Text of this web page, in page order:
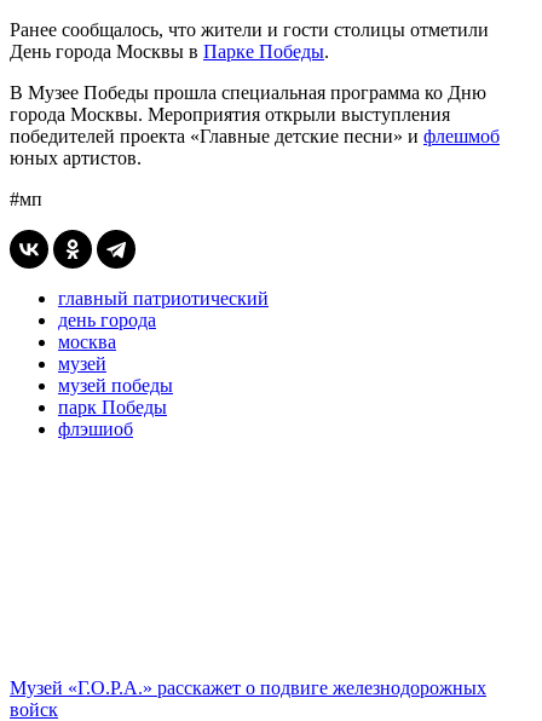
Ранее сообщалось, что жители и гости столицы отметили
День города Москвы в Парке Победы.
В Музее Победы прошла специальная программа ко Дню
города Москвы. Мероприятия открыли выступления
победителей проекта «Главные детские песни» и флешмоб
юных артистов.
#мп
главный патриотический
день города
москва
музей
музей победы
парк Победы
флэшиоб
Музей «Г.О.Р.А.» расскажет о подвиге железнодорожных
войск